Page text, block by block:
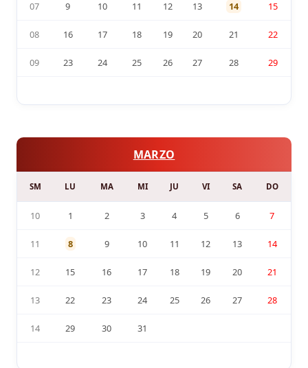
07 9 10 11 12 13 14 15
08 16 17 18 19 20 21 22
09 23 24 25 26 27 28 29
MARZO
SM LU MA MI JU VI SA DO
10 1 2 3 4 5 6 7
11 8 9 10 11 12 13 14
12 15 16 17 18 19 20 21
13 22 23 24 25 26 27 28
14 29 30 31